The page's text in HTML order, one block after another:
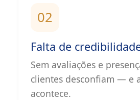
02
Falta de
Sem avaliações e
clientes desconfiam — e
acontece.